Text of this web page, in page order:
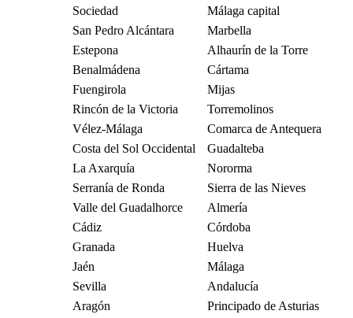
Sociedad
Málaga capital
San Pedro Alcántara
Marbella
Estepona
Alhaurín de la Torre
Benalmádena
Cártama
Fuengirola
Mijas
Rincón de la Victoria
Torremolinos
Vélez-Málaga
Comarca de Antequera
Costa del Sol Occidental
Guadalteba
La Axarquía
Nororma
Serranía de Ronda
Sierra de las Nieves
Valle del Guadalhorce
Almería
Cádiz
Córdoba
Granada
Huelva
Jaén
Málaga
Sevilla
Andalucía
Aragón
Principado de Asturias